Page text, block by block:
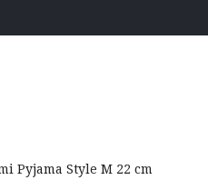
Pyjama Style M 22 cm